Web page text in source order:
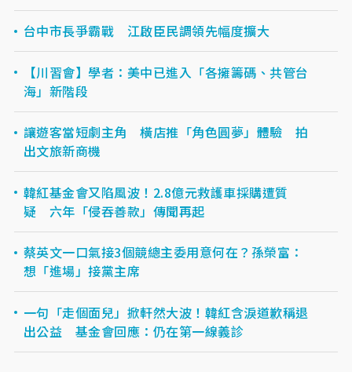
台中市長爭霸戰 江啟臣民調領先幅度擴大
【川習會】學者：美中已進入「各擁籌碼、共管台
海」新階段
讓遊客當短劇主角 橫店推「角色圓夢」體驗 拍
出文旅新商機
韓紅基金會又陷風波！2.8億元救護車採購遭質
疑 六年「侵吞善款」傳聞再起
蔡英文一口氣接3個競總主委用意何在？孫榮富：
想「進場」接黨主席
一句「走個面兒」掀軒然大波！韓紅含淚道歉稱退
出公益 基金會回應：仍在第一線義診